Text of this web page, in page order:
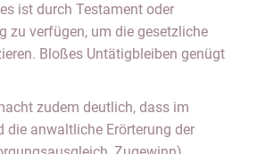
ist durch Testament oder
zu verfügen, um die gesetzliche
Bloßes Untätigbleiben genügt
zudem deutlich, dass im
die anwaltliche Erörterung der